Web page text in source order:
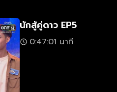
นักสู้คู่ดาว EP5
0:47:01 นาที